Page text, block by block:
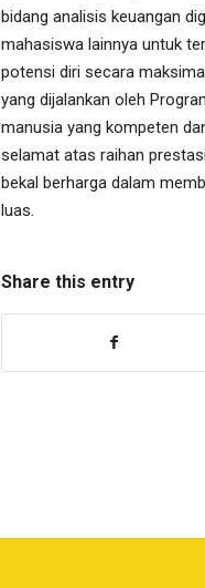
bidang analisis keuangan
mahasiswa lainnya untuk
potensi diri secara
yang dijalankan oleh
manusia yang kompeten
selamat atas raihan
bekal berharga dalam
luas.
Share this entry